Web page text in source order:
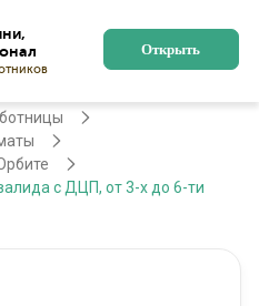
Поиск работы и работников
Открыть
Регистрация
с ДЦП, от 3-х до 6-ти